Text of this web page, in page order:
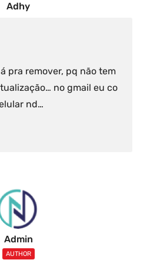
Adhy
pra remover, pq não tem
no gmail eu co
nd…
Admin
AUTHOR